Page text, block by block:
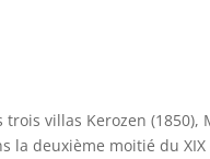
trois villas Kerozen (1850),
la deuxième moitié du